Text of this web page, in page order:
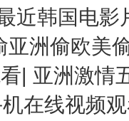
近韩国电影
亚洲偷欧美
| 亚洲激情
在线视频